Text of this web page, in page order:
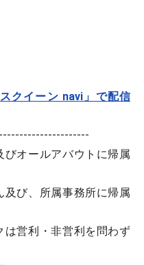
クイーン navi」で配信
オールアバウトに帰属
び、所属事務所に帰属
営利・非営利を問わず